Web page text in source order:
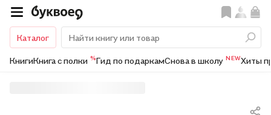
Каталог
КнигиКнига с полки %Гид по подаркамСнова в школу NEWХиты